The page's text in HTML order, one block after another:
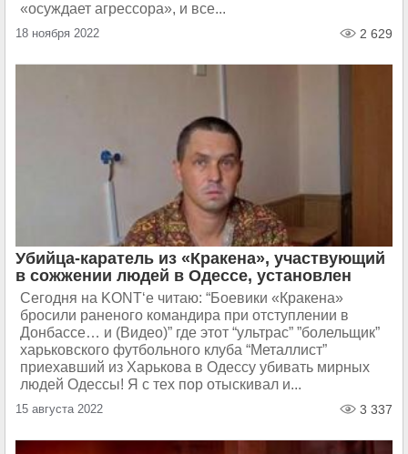
«осуждает агрессора», и все...
18 ноября 2022 2 629
Убийца-каратель из «Кракена», участвующий
в сожжении людей в Одессе, установлен
Сегодня на KONT‘e читаю: “Боевики «Кракена»
бросили раненого командира при отступлении в
Донбассе… и (Видео)” где этот “ультрас” ”болельщик”
харьковского футбольного клуба “Металлист”
приехавший из Харькова в Одессу убивать мирных
людей Одессы! Я с тех пор отыскивал и...
15 августа 2022 3 337